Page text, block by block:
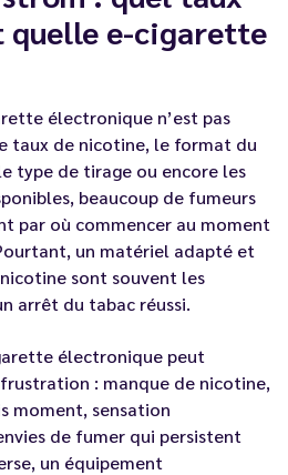
quelle e-cigarette
électronique n’est pas
taux de nicotine, le format du
type de tirage ou encore les
beaucoup de fumeurs
par où commencer au moment
un matériel adapté et
sont souvent les
arrêt du tabac réussi.
électronique peut
: manque de nicotine,
moment, sensation
de fumer qui persistent
un équipement